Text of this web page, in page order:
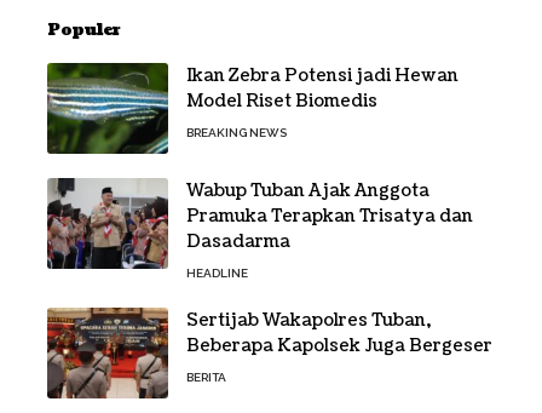
Populer
Ikan Zebra Potensi jadi Hewan
Model Riset Biomedis
BREAKING NEWS
Wabup Tuban Ajak Anggota
Pramuka Terapkan Trisatya dan
Dasadarma
HEADLINE
Sertijab Wakapolres Tuban,
Beberapa Kapolsek Juga Bergeser
BERITA